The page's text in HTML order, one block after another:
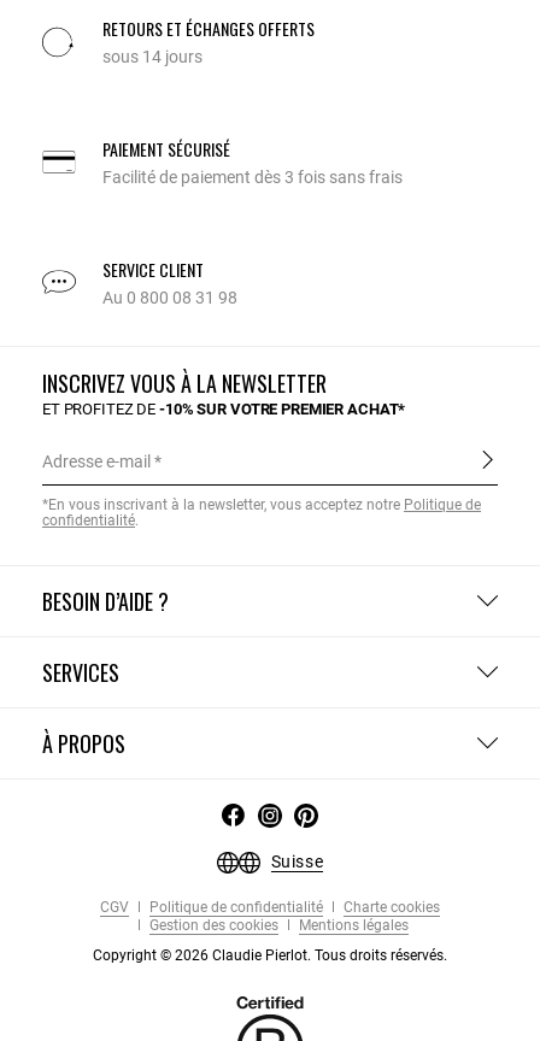
RETOURS ET ÉCHANGES OFFERTS
sous 14 jours
PAIEMENT SÉCURISÉ
Facilité de paiement dès 3 fois sans frais
SERVICE CLIENT
Au 0 800 08 31 98
BESOIN D’AIDE ?
SERVICES
À PROPOS
INSCRIVEZ VOUS À LA NEWSLETTER
ET PROFITEZ DE-10% SUR VOTRE PREMIER ACHAT*
Adresse e-mail
*En vous inscrivant à la newsletter, vous acceptez notre Politique de
confidentialité.
Suisse
CGV Politique de confidentialité
Charte cookies
Gestion des cookies
Mentions légales
Copyright © 2026 Claudie Pierlot. Tous droits réservés.